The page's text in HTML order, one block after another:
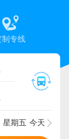
制专线
星期五 今天